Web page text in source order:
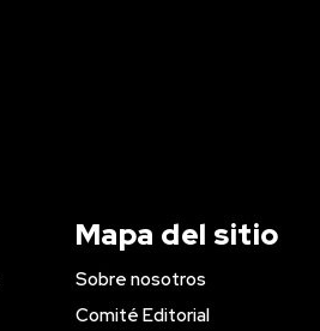
Mapa del sitio
Sobre nosotros
Comité Editorial